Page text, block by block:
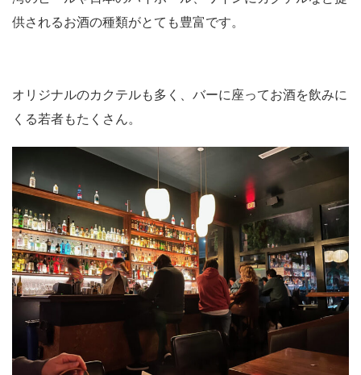
供されるお酒の種類がとても豊富です。
オリジナルのカクテルも多く、バーに座ってお酒を飲みに
くる若者もたくさん。